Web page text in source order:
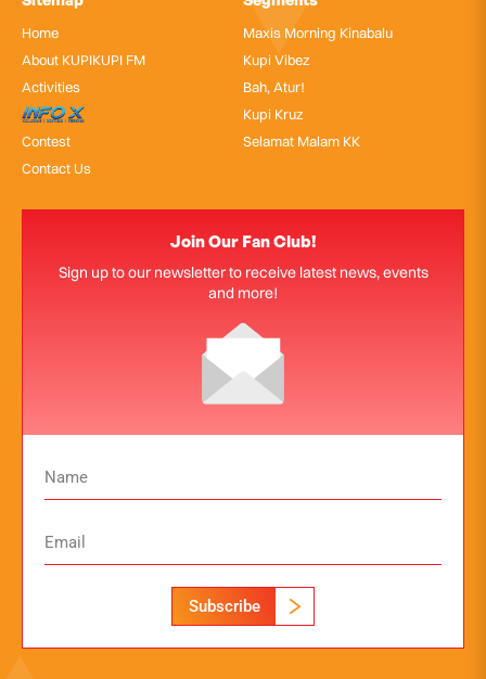
Home
About KUPIKUPI FM
Activities
InfoX
Contest
Contact Us
Maxis Morning Kinabalu
Kupi Vibez
Bah, Atur!
Kupi Kruz
Selamat Malam KK
Join Our Fan Club!
Sign up to our newsletter to receive latest news, events
and more!
Subscribe